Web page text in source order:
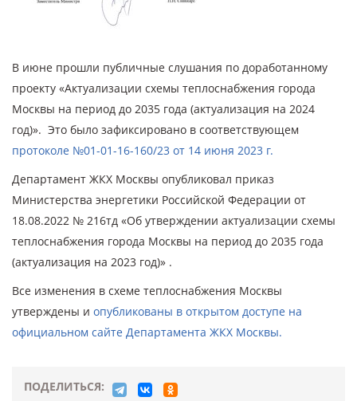
В июне прошли публичные слушания по доработанному
проекту «Актуализации схемы теплоснабжения города
Москвы на период до 2035 года (актуализация на 2024
год)». Это было зафиксировано в соответствующем
протоколе №01-01-16-160/23 от 14 июня 2023 г.
Департамент ЖКХ Москвы опубликовал приказ
Министерства энергетики Российской Федерации от
18.08.2022 № 216тд «Об утверждении актуализации схемы
теплоснабжения города Москвы на период до 2035 года
(актуализация на 2023 год)» .
Все изменения в схеме теплоснабжения Москвы
утверждены и опубликованы в открытом доступе на
официальном сайте Департамента ЖКХ Москвы.
ПОДЕЛИТЬСЯ: